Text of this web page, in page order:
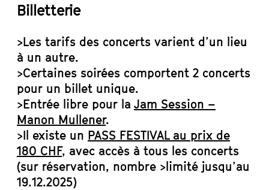
Billetterie
>Les tarifs des concerts varient d’un lieu
à un autre.
>Certaines soirées comportent 2 concerts
pour un billet unique.
>Entrée libre pour la Jam Session –
Manon Mullener.
>Il existe un PASS FESTIVAL au prix de
180 CHF, avec accès à tous les concerts
(sur réservation, nombre >limité jusqu’au
19.12.2025)